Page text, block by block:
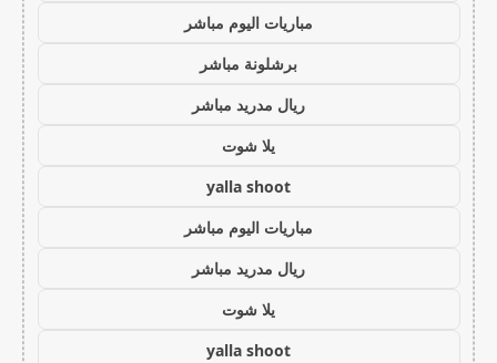
مباريات اليوم مباشر
برشلونة مباشر
ريال مدريد مباشر
يلا شوت
yalla shoot
مباريات اليوم مباشر
ريال مدريد مباشر
يلا شوت
yalla shoot